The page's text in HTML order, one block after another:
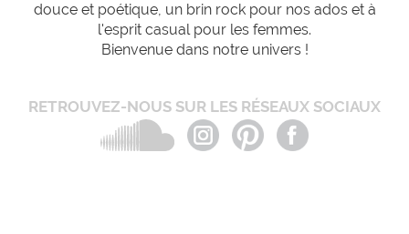
douce et poétique, un brin rock pour nos ados et à
l'esprit casual pour les femmes.
Bienvenue dans notre univers !
RETROUVEZ-NOUS SUR LES RÉSEAUX SOCIAUX